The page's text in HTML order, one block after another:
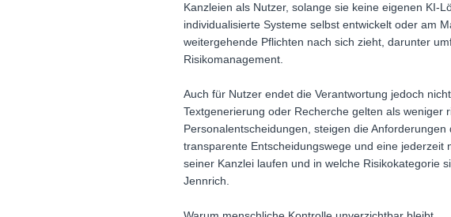
Kanzleien als Nutzer, solange sie keine eigenen KI-
individualisierte Systeme selbst entwickelt oder am
weitergehende Pflichten nach sich zieht, darunter
Risikomanagement.
Auch für Nutzer endet die Verantwortung jedoch
Textgenerierung oder Recherche gelten als
Personalentscheidungen, steigen die
transparente Entscheidungswege und eine jederzeit
seiner Kanzlei laufen und in welche Risikokategorie
Jennrich.